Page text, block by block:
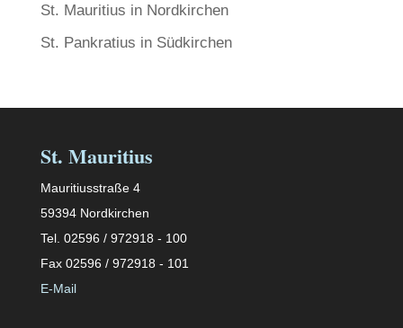
St. Mauritius in Nordkirchen
St. Pankratius in Südkirchen
St. Mauritius
Mauritiusstraße 4
59394 Nordkirchen
Tel. 02596 / 972918 - 100
Fax 02596 / 972918 - 101
E-Mail